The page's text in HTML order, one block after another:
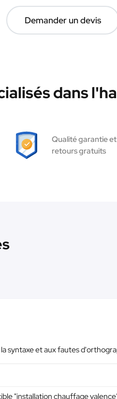
Demander un devis
dans
Qualité garantie et
retours gratuits
syntaxe et aux fautes
"installation chauffage